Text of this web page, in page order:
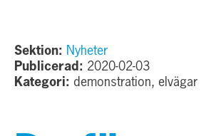
Sektion: Nyheter
Publicerad: 2020-02-03
Kategori: demonstration, elvägar